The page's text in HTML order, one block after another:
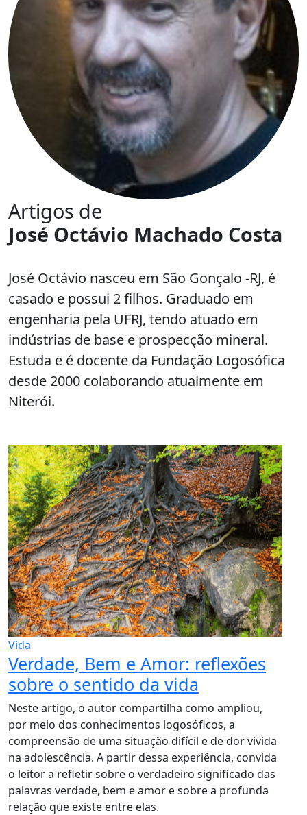
Artigos de
José Octávio Machado Costa
José Octávio nasceu em São Gonçalo -RJ, é
casado e possui 2 filhos. Graduado em
engenharia pela UFRJ, tendo atuado em
indústrias de base e prospecção mineral.
Estuda e é docente da Fundação Logosófica
desde 2000 colaborando atualmente em
Niterói.
Vida
Verdade, Bem e Amor: reflexões
sobre o sentido da vida
Neste artigo, o autor compartilha como ampliou,
por meio dos conhecimentos logosóficos, a
compreensão de uma situação difícil e de dor vivida
na adolescência. A partir dessa experiência, convida
o leitor a refletir sobre o verdadeiro significado das
palavras verdade, bem e amor e sobre a profunda
relação que existe entre elas.